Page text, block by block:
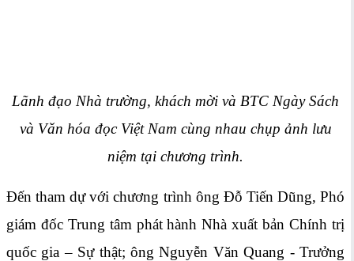
Lãnh đạo Nhà trường, khách mời và BTC Ngày Sách
và Văn hóa đọc Việt Nam cùng nhau chụp ảnh lưu
niệm tại chương trình.
Đến tham dự với chương trình ông Đỗ Tiến Dũng, Phó
giám đốc Trung tâm phát hành Nhà xuất bản Chính trị
quốc gia – Sự thật; ông Nguyễn Văn Quang - Trưởng